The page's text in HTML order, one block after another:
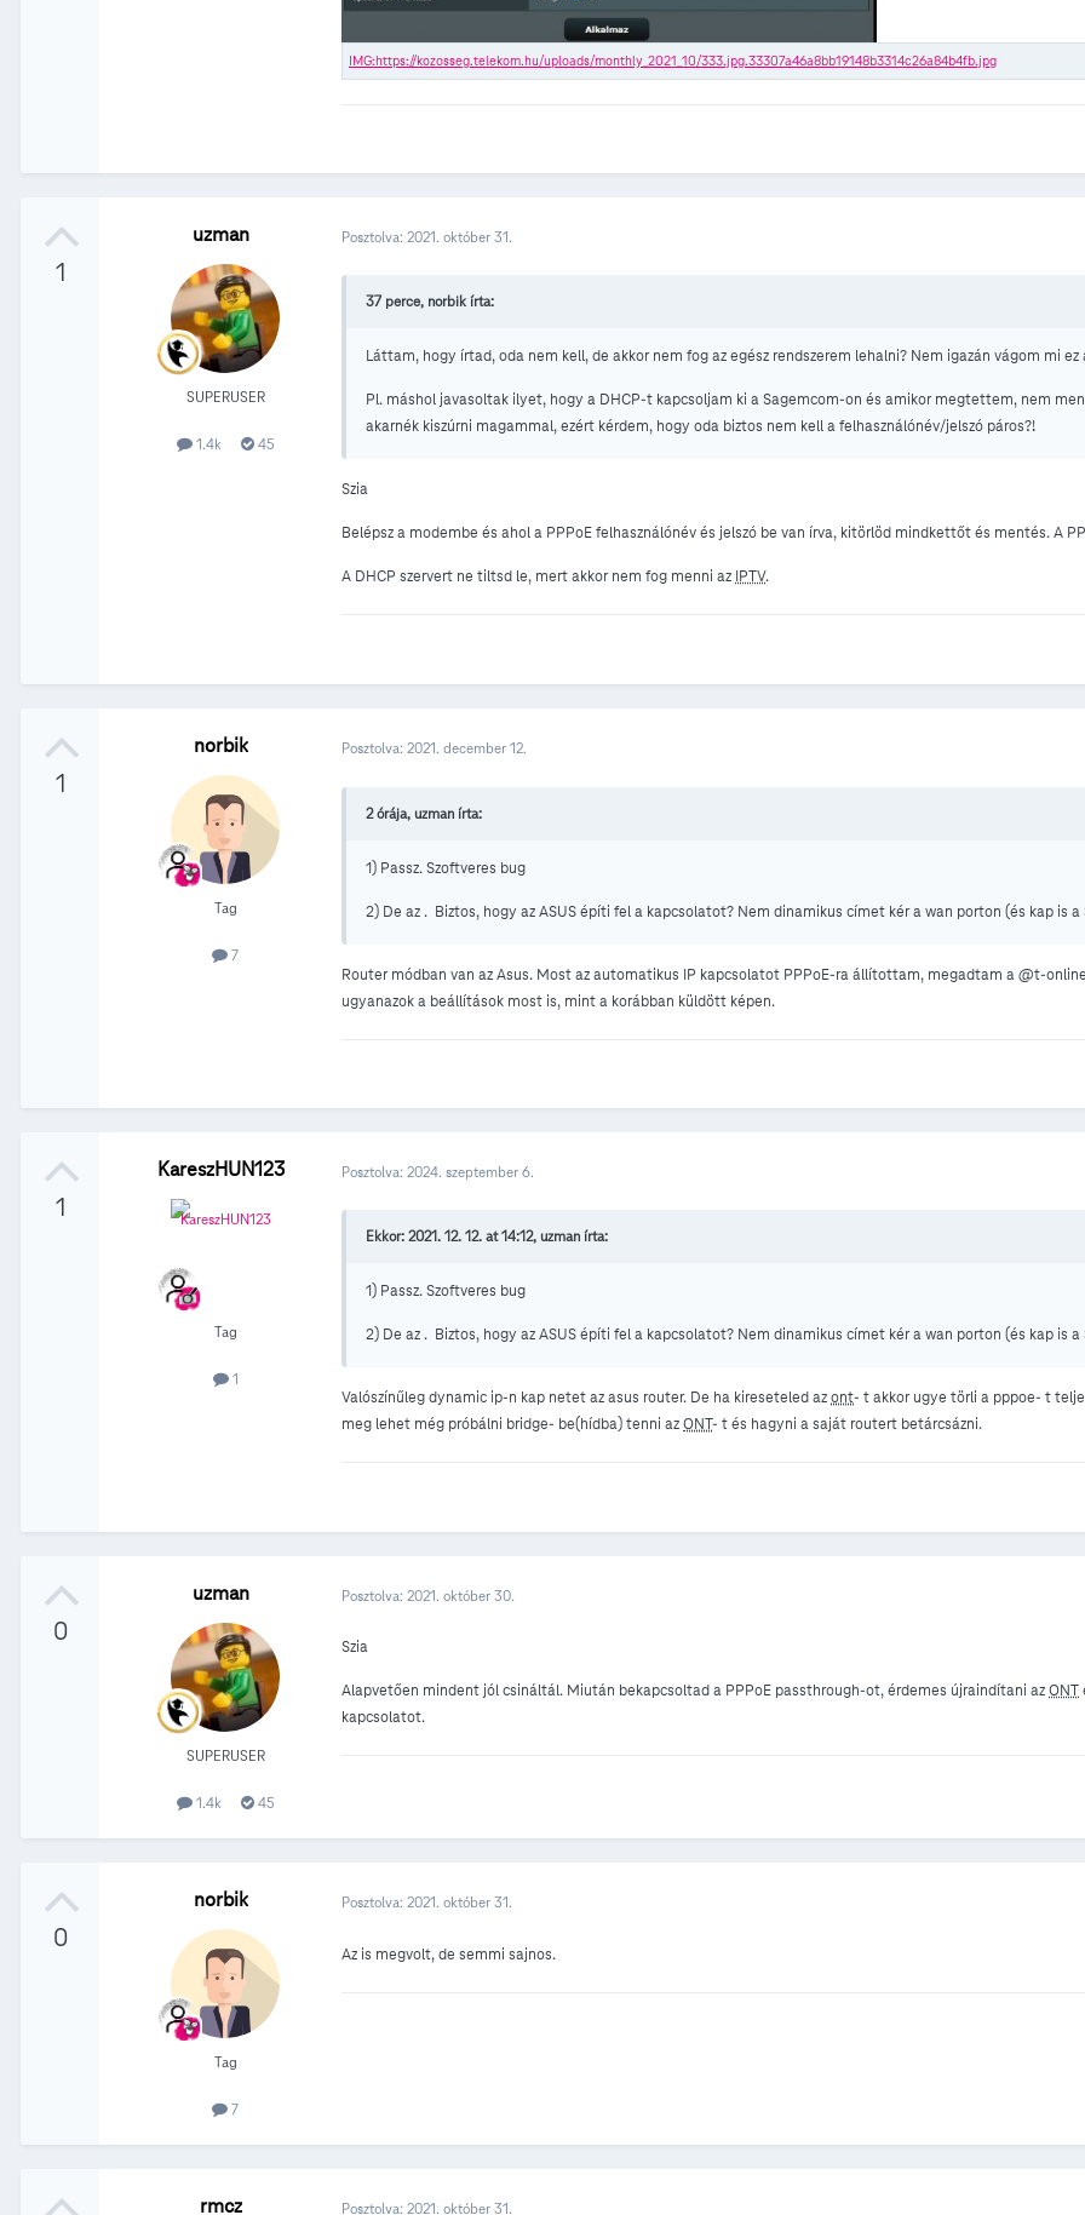
1
uzman
SUPERUSER
1.4k 45
Posztolva: 2021. október 31.
37 perce, norbik írta:
Láttam, hogy írtad, oda nem kell, de akkor nem fog az egész rendszerem lehalni? Nem igazán vágom mi ez
Pl. máshol javasoltak ilyet, hogy a DHCP-t kapcsoljam ki a Sagemcom-on és amikor megtettem, nem
akarnék kiszúrni magammal, ezért kérdem, hogy oda biztos nem kell a felhasználónév/jelszó páros?!
Szia
Belépsz a modembe és ahol a PPPoE felhasználónév és jelszó be van írva, kitörlöd mindkettőt és mentés. A
A DHCP szervert ne tiltsd le, mert akkor nem fog menni azIPTV.
1
norbik
Tag
7
Posztolva: 2021. december 12.
2 órája, uzman írta:
1) Passz. Szoftveres bug
2) De az . Biztos, hogy az ASUS építi fel a kapcsolatot? Nem dinamikus címet kér a wan porton (és kap is a
Router módban van az Asus. Most az automatikus IP kapcsolatot PPPoE-ra állítottam, megadtam a @t-
ugyanazok a beállítások most is, mint a korábban küldött képen.
1
KareszHUN123
Tag
1
Posztolva: 2024. szeptember 6.
Ekkor: 2021. 12. 12. at 14:12, uzman írta:
1) Passz. Szoftveres bug
2) De az . Biztos, hogy az ASUS építi fel a kapcsolatot? Nem dinamikus címet kér a wan porton (és kap is a
Valószínűleg dynamic ip-n kap netet az asus router. De ha kireseteled azont- t akkor ugye törli a pppoe- t
meg lehet még próbálni bridge- be(hídba) tenni azONT- t és hagyni a saját routert betárcsázni.
0
uzman
SUPERUSER
1.4k 45
Posztolva: 2021. október 30.
Szia
Alapvetően mindent jól csináltál. Miután bekapcsoltad a PPPoE passthrough-ot, érdemes újraindítani azONT
kapcsolatot.
0
norbik
Tag
7
Posztolva: 2021. október 31.
Az is megvolt, de semmi sajnos.
rmcz Posztolva: 2021. október 31.